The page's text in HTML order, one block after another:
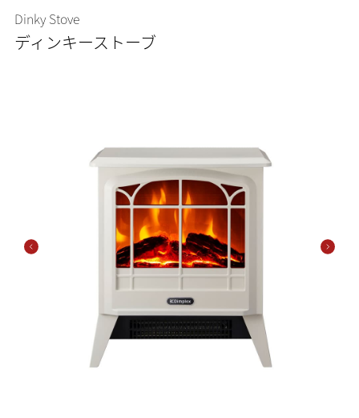
Dinky Stove
ディンキーストーブ